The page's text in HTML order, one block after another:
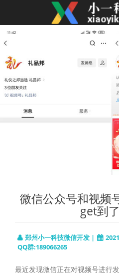
微信公众号和视频
get到
郑州小一科技微信开发 |
QQ群:189066265
最近发现微信正在对视频号进行